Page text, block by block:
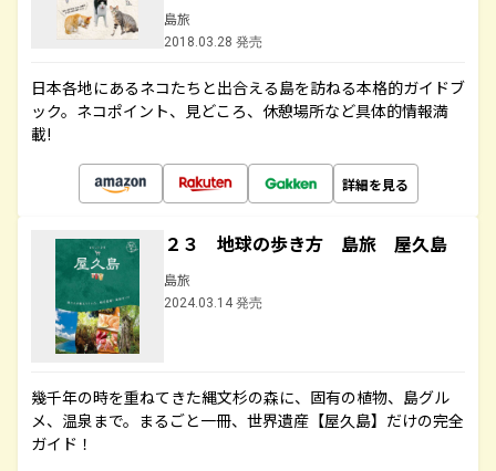
島旅
2018.03.28 発売
日本各地にあるネコたちと出合える島を訪ねる本格的ガイドブ
ック。ネコポイント、見どころ、休憩場所など具体的情報満
載!
詳細を見る
２３ 地球の歩き方 島旅 屋久島
島旅
2024.03.14 発売
幾千年の時を重ねてきた縄文杉の森に、固有の植物、島グル
メ、温泉まで。まるごと一冊、世界遺産【屋久島】だけの完全
ガイド！